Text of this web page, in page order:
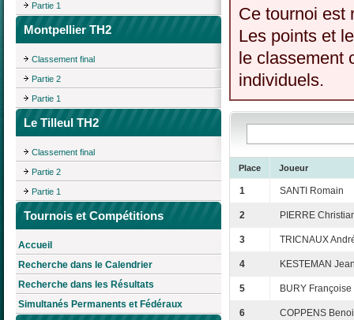
Partie 1
Montpellier TH2
Classement final
Partie 2
Partie 1
Le Tilleul TH2
Classement final
Partie 2
Partie 1
Tournois et Compétitions
Accueil
Recherche dans le Calendrier
Recherche dans les Résultats
Simultanés Permanents et Fédéraux
Ce tournoi est
Les points et
le classement
individuels.
Place Joueur
1 SANTI Romain
2 PIERRE
3 TRICNAUX
4 KESTEMAN
5 BURY Françoise
6 COPPENS